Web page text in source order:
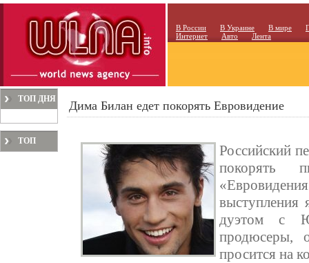
В России В Украине В мире
Интернет
Авто Лента
ТОП ДНЯ
ТОП
Дима Билан едет покорять Евровидение
Российский
покорять
выступления
дуэтом с
продюсеры,
просится на